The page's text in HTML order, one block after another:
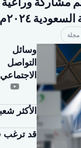
٢٠٢٤م
مجلة
وسائل
التواصل
الاجتماعي
الأكثر
قد ترغب